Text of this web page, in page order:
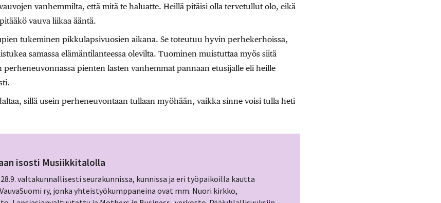
vanhemmilta, että mitä te haluatte. Heillä pitäisi olla tervetullut olo, eikä
vauva liikaa ääntä.
tukeminen pikkulapsivuosien aikana. Se toteutuu hyvin perhekerhoissa,
samassa elämäntilanteessa olevilta. Tuominen muistuttaa myös siitä
pienten lasten vanhemmat pannaan etusijalle eli heille
sillä usein perheneuvontaan tullaan myöhään, vaikka sinne voisi tulla heti
isosti Musiikkitalolla
valtakunnallisesti seurakunnissa, kunnissa ja eri työpaikoilla kautta
ry, jonka yhteistyökumppaneina ovat mm. Nuori kirkko,